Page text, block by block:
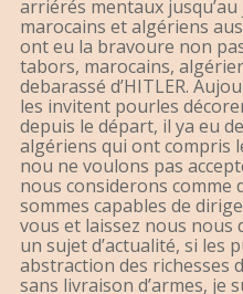
arriérés mentaux
marocains et algériens
ont eu la bravoure non
tabors, marocains,
debarassé d’HITLER.
les invitent pourles
depuis le départ, il ya eu
algériens qui ont compris
nou ne voulons pas
nous considerons comme
sommes capables de
vous et laissez nous nous
un sujet d’actualité, si les
abstraction des richesses
sans livraison d’armes, je